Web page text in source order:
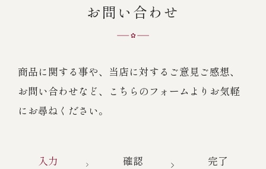
中納言の伊勢海老
お問い合わせ
商品に関する事や、当店に対するご意見ご感想、
お問い合わせなど、こちらのフォームよりお気軽
にお尋ねください。
入力 確認 完了